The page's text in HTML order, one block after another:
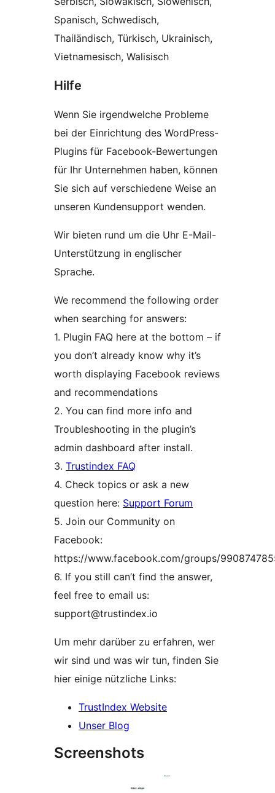
Spanisch, Schwedisch,
Thailändisch, Türkisch, Ukrainisch,
Vietnamesisch, Walisisch
Hilfe
Wenn Sie irgendwelche Probleme
bei der Einrichtung des WordPress-
Plugins für Facebook-Bewertungen
für Ihr Unternehmen haben, können
Sie sich auf verschiedene Weise an
unseren Kundensupport wenden.
Wir bieten rund um die Uhr E-Mail-
Unterstützung in englischer
Sprache.
We recommend the following order
when searching for answers:
1. Plugin FAQ here at the bottom – if
you don’t already know why it’s
worth displaying Facebook reviews
and recommendations
2. You can find more info and
Troubleshooting in the plugin’s
admin dashboard after install.
3. Trustindex FAQ
4. Check topics or ask a new
question here: Support Forum
5. Join our Community on
Facebook:
https://www.facebook.com/groups/
6. If you still can’t find the answer,
feel free to email us:
support@trustindex.io
Um mehr darüber zu erfahren, wer
wir sind und was wir tun, finden Sie
hier einige nützliche Links:
TrustIndex Website
Unser Blog
Screenshots